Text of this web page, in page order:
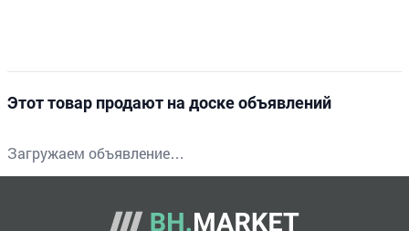
Этот товар продают на доске объявлений
Загружаем объявление…